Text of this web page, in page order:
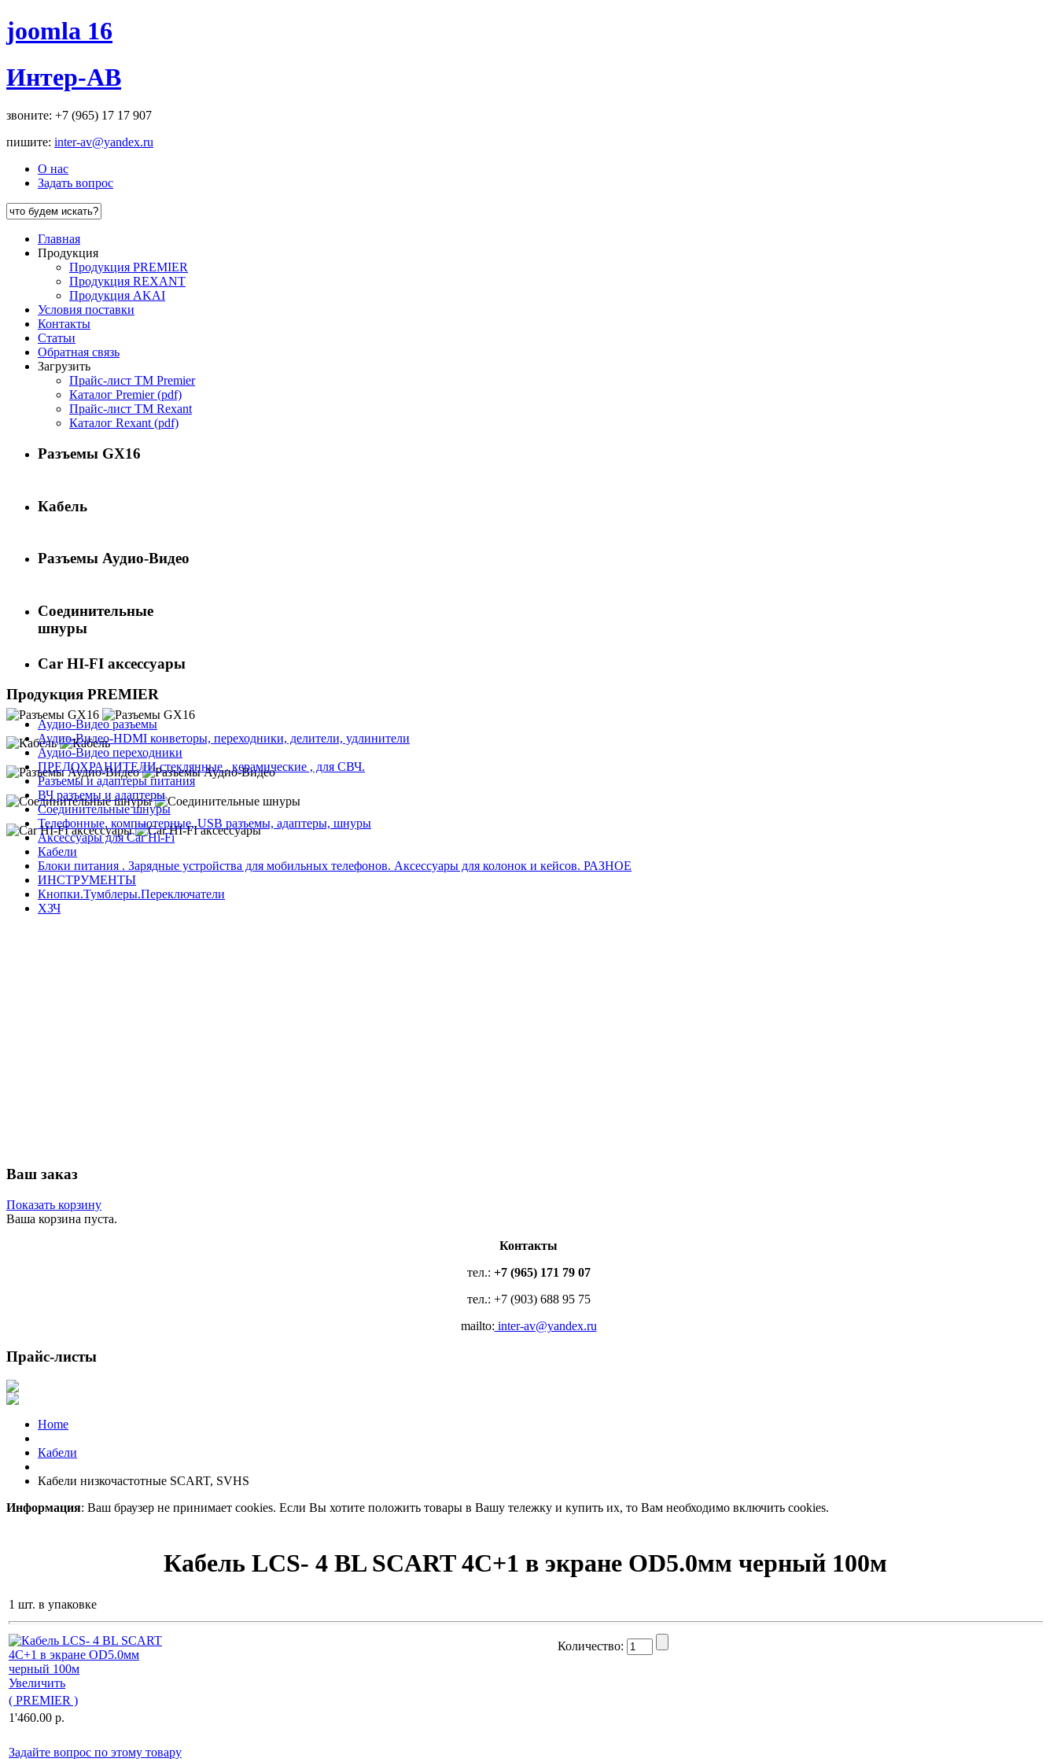
joomla 16
Интер-АВ
звоните: +7 (965) 17 17 907
пишите: inter-av@yandex.ru
О нас
Задать вопрос
Главная
Продукция
Продукция PREMIER
Продукция REXANT
Продукция AKAI
Условия поставки
Контакты
Статьи
Обратная связь
Загрузить
Прайс-лист ТМ Premier
Каталог Premier (pdf)
Прайс-лист ТМ Rexant
Каталог Rexant (pdf)
Разъемы GX16
Кабель
Разъемы Аудио-Видео
Соединительные
шнуры
Car HI-FI аксессуары
Продукция PREMIER
Аудио-Видео разъемы
Аудио-Видео-HDMI конветоры, переходники, делители, удлинители
Аудио-Видео переходники
ПРЕДОХРАНИТЕЛИ стеклянные , керамические , для СВЧ.
Разъемы и адаптеры питания
ВЧ разъемы и адаптеры
Соединительные шнуры
Телефонные, компьютерные, USB разъемы, адаптеры, шнуры
Аксессуары для Car Hi-Fi
Кабели
Блоки питания . Зарядные устройства для мобильных телефонов. Аксессуары для колонок и кейсов. РАЗНОЕ
ИНСТРУМЕНТЫ
Кнопки.Тумблеры.Переключатели
ХЗЧ
Ваш заказ
Показать корзину
Ваша корзина пуста.
Контакты
тел.: +7 (965) 171 79 07
тел.: +7 (903) 688 95 75
mailto: inter-av@yandex.ru
Прайс-листы
Home
Кабели
Кабели низкочастотные SCART, SVHS
Информация: Ваш браузер не принимает cookies. Если Вы хотите положить товары в Вашу тележку и купить их, то Вам необходимо включить cookies.
Кабель LCS- 4 BL SCART 4С+1 в экране OD5.0мм черный 100м
1 шт. в упаковке
Увеличить
Количество:
( PREMIER )
1'460.00 p.
Задайте вопрос по этому товару